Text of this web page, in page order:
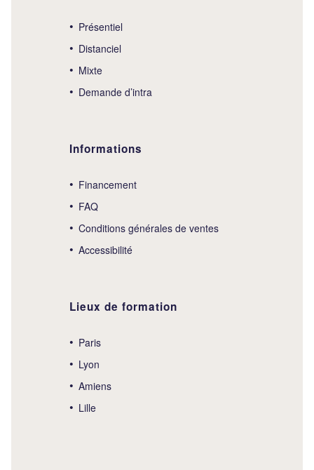
Présentiel
Distanciel
Mixte
Demande d’intra
Informations
Financement
FAQ
Conditions générales de ventes
Accessibilité
Lieux de formation
Paris
Lyon
Amiens
Lille